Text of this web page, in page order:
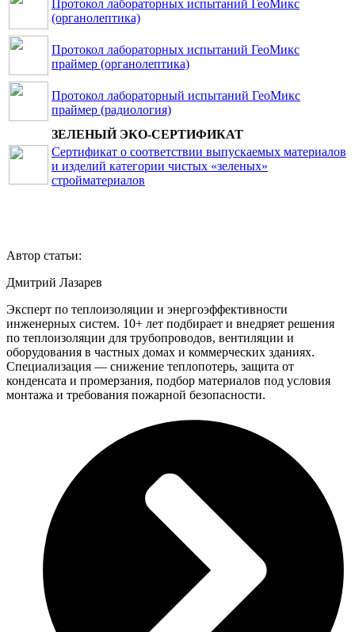
Протокол лабораторных испытаний ГеоМикс
(органолептика)
Протокол лабораторных испытаний ГеоМикс
праймер (органолептика)
Протокол лабораторный испытаний ГеоМикс
праймер (радиология)
ЗЕЛЕНЫЙ ЭКО-СЕРТИФИКАТ
Сертификат о соответствии выпускаемых материалов
и изделий категории чистых «зеленых»
стройматериалов
Автор статьи:
Дмитрий Лазарев
Эксперт по теплоизоляции и энергоэффективности
инженерных систем. 10+ лет подбирает и внедряет решения
по теплоизоляции для трубопроводов, вентиляции и
оборудования в частных домах и коммерческих зданиях.
Специализация — снижение теплопотерь, защита от
конденсата и промерзания, подбор материалов под условия
монтажа и требования пожарной безопасности.